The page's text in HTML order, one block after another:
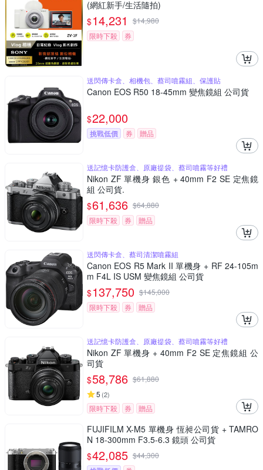
(網紅新手/生活隨拍)
$14,231 $14,980
限時下殺
券
送閃傳卡盒、相機包、蔡司噴霧組、保護貼
Canon EOS R50 18-45mm 變焦鏡組 公司貨
$22,000
挑戰低價 券 贈品
送記憶卡防護盒、原廠提袋、蔡司噴霧等好禮
Nikon ZF 單機身 銀色 + 40mm F2 SE 定焦鏡
組 公司貨.
$61,636 $64,880
限時下殺
券 贈品
送閃傳卡盒、蔡司清潔噴霧組
Canon EOS R5 Mark II 單機身 + RF 24-105m
m F4L IS USM 變焦鏡組 公司貨
$137,750 $145,000
限時下殺
券 贈品
送記憶卡防護盒、原廠提袋、蔡司噴霧等好禮
Nikon ZF 單機身 + 40mm F2 SE 定焦鏡組 公
司貨
$58,786 $61,880
5 (2)
限時下殺 券 贈品
FUJIFILM X-M5 單機身 恆昶公司貨 + TAMRO
N 18-300mm F3.5-6.3 鏡頭 公司貨
$42,085 $44,300